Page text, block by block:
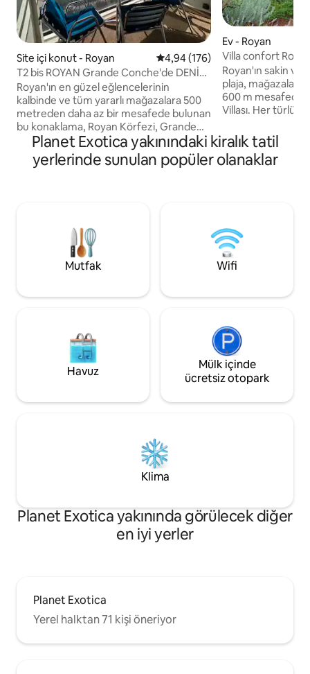
Site içi konut - Royan 5 üzerinden ortalama 4,94
4,94 (176)
T2 bis ROYAN Grande Conche'de DENİZ
MANZARALI
Royan'ın en güzel eğlencelerinin
kalbinde ve tüm yararlı mağazalara 500
metreden daha az bir mesafede bulunan
bu konaklama, Royan Körfezi, Grande
Conche Plajı, kilise, liman, dönme dolap
gibi yerlerin tamamına nefes kesici
panoramik bir manzara sunuyor... Kumlu
konaklama için gerekli tüm konforu ve
ekipmanı sunmaktadır.
Ev - Royan
Villa confort
Jardin-Wifi-C+
Royan'ın sakin
plaja, mağazalara
600 m mesafede
Villası. Her türlü
kaplumbağalar -
katta ve üst katta,
2 banyo ve
konforlu ev. Tüm
Planet Exotica yakınındaki kiralık tatil
yerlerinde sunulan popüler olanaklar
Mutfak Wifi
Havuz
Mülk içinde
ücretsiz otopark
Klima
Planet Exotica yakınında görülecek diğer
en iyi yerler
Planet Exotica
Yerel halktan 71 kişi öneriyor